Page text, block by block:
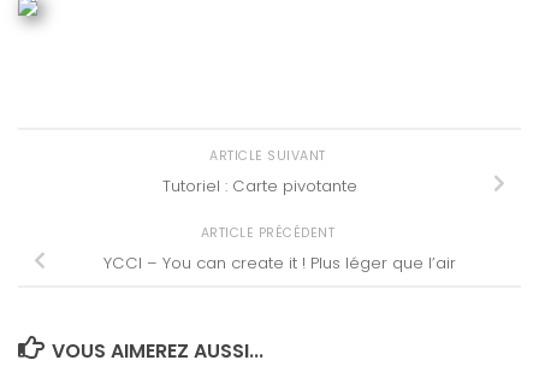
ARTICLE SUIVANT
Tutoriel : Carte pivotante
ARTICLE PRÉCÉDENT
YCCI – You can create it ! Plus léger que l’air
VOUS AIMEREZ AUSSI...